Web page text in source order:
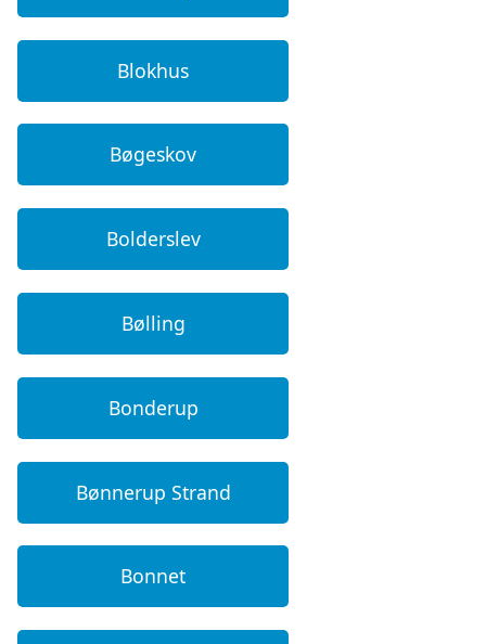
Blokhus
Bøgeskov
Bolderslev
Bølling
Bonderup
Bønnerup Strand
Bonnet